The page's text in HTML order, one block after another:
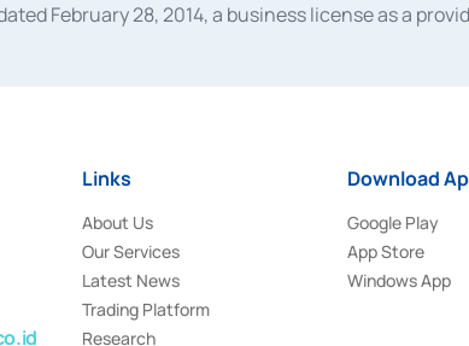
February 28, 2014, a business license as a
Authority Number S-67/PM.21/2014 dated
in 2018.
Links
About Us
Our Services
Latest News
Trading Platform
Research
Download
Google Play
App Store
Windows App